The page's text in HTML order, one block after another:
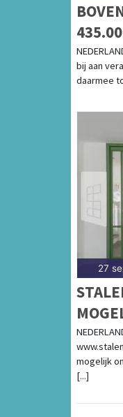
bij aan
daarmee
27
HET
mogelijk
[...]